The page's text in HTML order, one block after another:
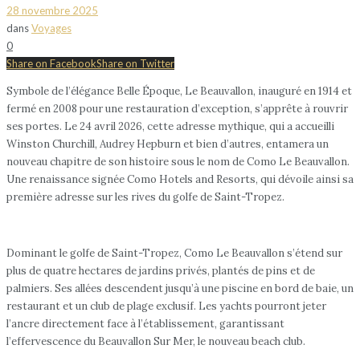
28 novembre 2025
dansVoyages
0
Share on FacebookShare on Twitter
Symbole de l’élégance Belle Époque, Le Beauvallon, inauguré en 1914 et
fermé en 2008 pour une restauration d’exception, s’apprête à rouvrir
ses portes. Le 24 avril 2026, cette adresse mythique, qui a accueilli
Winston Churchill, Audrey Hepburn et bien d’autres, entamera un
nouveau chapitre de son histoire sous le nom de Como Le Beauvallon.
Une renaissance signée Como Hotels and Resorts, qui dévoile ainsi sa
première adresse sur les rives du golfe de Saint-Tropez.
Dominant le golfe de Saint-Tropez, Como Le Beauvallon s’étend sur
plus de quatre hectares de jardins privés, plantés de pins et de
palmiers. Ses allées descendent jusqu’à une piscine en bord de baie, un
restaurant et un club de plage exclusif. Les yachts pourront jeter
l’ancre directement face à l’établissement, garantissant
l’effervescence du Beauvallon Sur Mer, le nouveau beach club.